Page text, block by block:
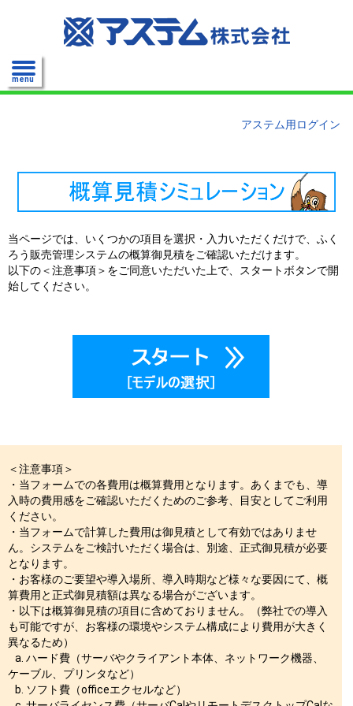
menu
アステム用ログイン
当ページでは、いくつかの項目を選択・入力いただくだけで、ふく
ろう販売管理システムの概算御見積をご確認いただけます。
以下の＜注意事項＞をご同意いただいた上で、スタートボタンで開
始してください。
＜注意事項＞
・当フォームでの各費用は概算費用となります。あくまでも、導
入時の費用感をご確認いただくためのご参考、目安としてご利用
ください。
・当フォームで計算した費用は御見積として有効ではありませ
ん。システムをご検討いただく場合は、別途、正式御見積が必要
となります。
・お客様のご要望や導入場所、導入時期など様々な要因にて、概
算費用と正式御見積額は異なる場合がございます。
・以下は概算御見積の項目に含めておりません。（弊社での導入
も可能ですが、お客様の環境やシステム構成により費用が大きく
異なるため）
a. ハード費（サーバやクライアント本体、ネットワーク機器、
ケーブル、プリンタなど）
b. ソフト費（officeエクセルなど）